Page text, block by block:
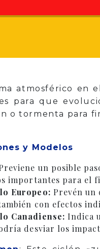
atmosférico en
para que
o tormenta para
y Modelos
un posible
importantes para el
Europeo: Prevén un
con efectos
Canadiense: Indica
desviar los